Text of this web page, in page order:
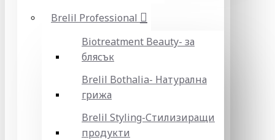
Brelil Professional
Biotreatment Beauty- за
блясък
Brelil Bothalia- Натурална
грижа
Brelil Styling-Стилизиращи
продукти